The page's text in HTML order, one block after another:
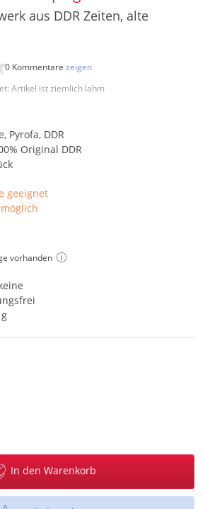
aus DDR Zeiten, alte
Artikel ist ziemlich lahm
0 Kommentare zeigen
Pyrofa, DDR
Original DDR
geeignet
vorhanden
In den Warenkorb